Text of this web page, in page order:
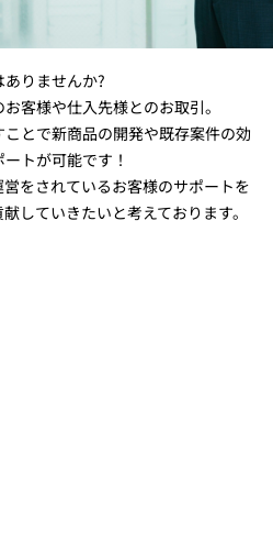
りませんか?
客様や仕入先様とのお取引。
とで新商品の開発や既存案件の効
トが可能です！
をされているお客様のサポートを
していきたいと考えております。